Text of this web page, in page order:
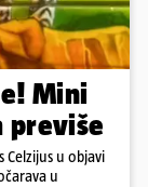
Mini
previše
Celzijus u objavi
u